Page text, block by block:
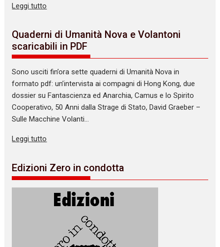
Leggi tutto
Quaderni di Umanità Nova e Volantoni
scaricabili in PDF
Sono usciti fin’ora sette quaderni di Umanità Nova in
formato pdf: un’intervista ai compagni di Hong Kong, due
dossier su Fantascienza ed Anarchia, Camus e lo Spirito
Cooperativo, 50 Anni dalla Strage di Stato, David Graeber –
Sulle Macchine Volanti…
Leggi tutto
Edizioni Zero in condotta